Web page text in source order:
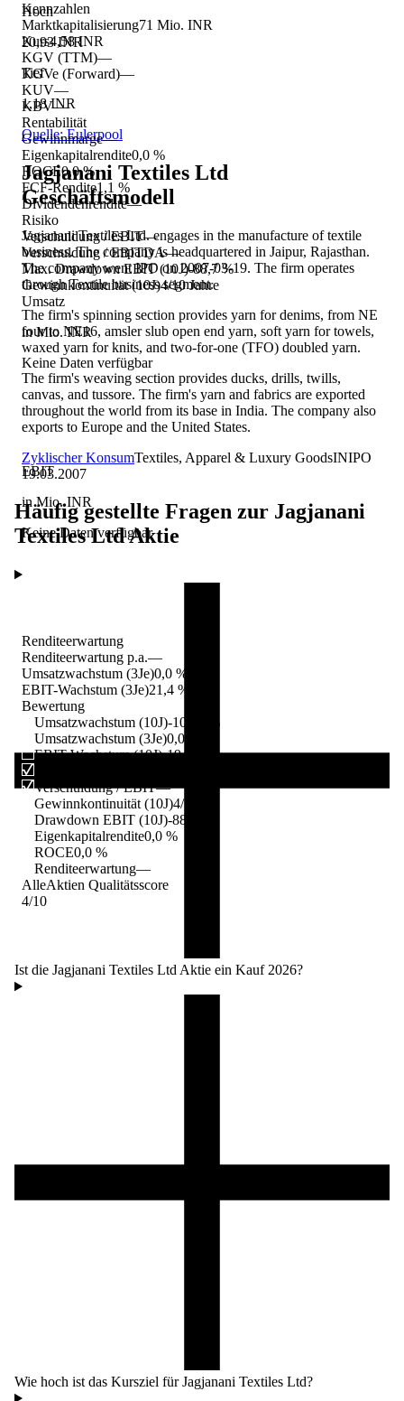
Kennzahlen
Marktkapitalisierung71 Mio. INR
Kurs4,58 INR
KGV (TTM)—
KGVe (Forward)—
KUV—
KBV—
Rentabilität
Gewinnmarge—
Eigenkapitalrendite0,0 %
ROCE0,0 %
FCF-Rendite1,1 %
Dividendenrendite—
Risiko
Verschuldung / EBIT—
Verschuldung / EBITDA—
Max. Drawdown EBIT (10J)-88,7 %
Gewinnkontinuität (10J)4/10 Jahre
Umsatz
in Mio. INR
Keine Daten verfügbar
EBIT
in Mio. INR
Keine Daten verfügbar
Renditeerwartung
Renditeerwartung p.a.—
Umsatzwachstum (3Je)0,0 %
EBIT-Wachstum (3Je)21,4 %
Bewertung
Umsatzwachstum (10J)-100,0 %
Umsatzwachstum (3Je)0,0 %
EBIT-Wachstum (10J)-19,0 %
Verschuldung / EBIT—
Gewinnkontinuität (10J)4/10
Drawdown EBIT (10J)-88,7 %
Eigenkapitalrendite0,0 %
ROCE0,0 %
Renditeerwartung—
AlleAktien Qualitätsscore
4/10
Hoch
20,93 INR
Tief
1,18 INR
Quelle: Eulerpool
Jagjanani Textiles Ltd
Geschäftsmodell
Jagjanani Textiles Ltd. engages in the manufacture of textile
business. The company is headquartered in Jaipur, Rajasthan.
The company went IPO on 2007-03-19. The firm operates
through Textile business segment.
The firm's spinning section provides yarn for denims, from NE
four to NE16, amsler slub open end yarn, soft yarn for towels,
waxed yarn for knits, and two-for-one (TFO) doubled yarn.
The firm's weaving section provides ducks, drills, twills,
canvas, and tussore. The firm's yarn and fabrics are exported
throughout the world from its base in India. The company also
exports to Europe and the United States.
Zyklischer KonsumTextiles, Apparel & Luxury GoodsINIPO
19.03.2007
Häufig gestellte Fragen zur Jagjanani
Textiles LtdAktie
Ist die Jagjanani Textiles Ltd Aktie ein Kauf 2026?
Wie hoch ist das Kursziel für Jagjanani Textiles Ltd?